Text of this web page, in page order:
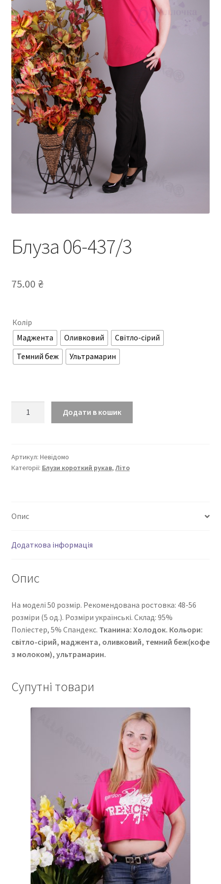
Блуза 06-437/3
75.00 ₴
Колір
Маджента
Оливковий
Світло-сірий
Темний беж
Ультрамарин
Додати в кошик
Артикул: Невідомо
Категорії: Блузи короткий рукав,Літо
Опис
Додаткова інформація
Опис
На моделі 50 розмір. Рекомендована ростовка: 48-56
розміри (5 од.). Розміри українські. Cклад: 95%
Поліестер, 5% Спандекс. Тканина: Холодок. Кольори:
світло-сірий, маджента, оливковий, темний беж(кофе
з молоком), ультрамарин.
Супутні товари